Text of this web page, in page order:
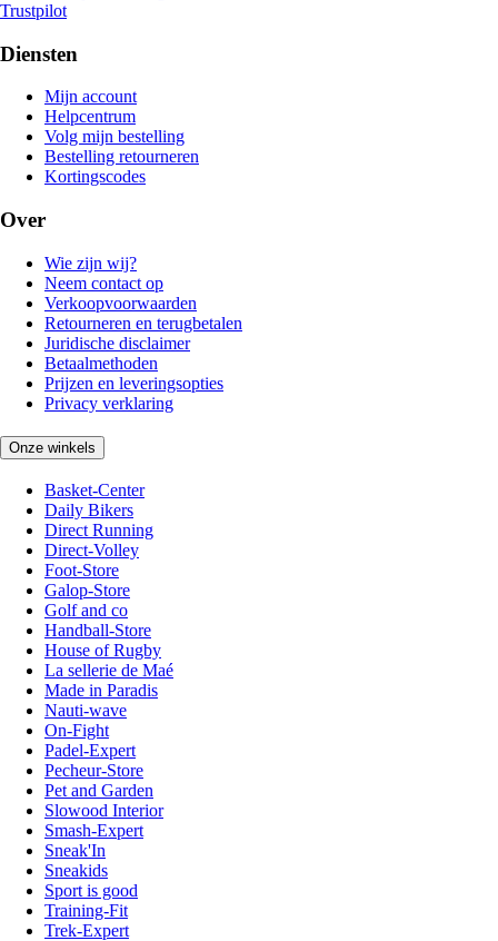
Trustpilot
Diensten
Mijn account
Helpcentrum
Volg mijn bestelling
Bestelling retourneren
Kortingscodes
Over
Wie zijn wij?
Neem contact op
Verkoopvoorwaarden
Retourneren en terugbetalen
Juridische disclaimer
Betaalmethoden
Prijzen en leveringsopties
Privacy verklaring
Onze winkels
Basket-Center
Daily Bikers
Direct Running
Direct-Volley
Foot-Store
Galop-Store
Golf and co
Handball-Store
House of Rugby
La sellerie de Maé
Made in Paradis
Nauti-wave
On-Fight
Padel-Expert
Pecheur-Store
Pet and Garden
Slowood Interior
Smash-Expert
Sneak'In
Sneakids
Sport is good
Training-Fit
Trek-Expert